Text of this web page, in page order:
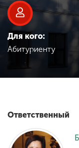
Другие
Для кого:
Абитуриенту
Ответственный